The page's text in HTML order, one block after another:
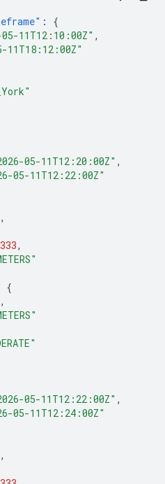
:
{
11T12:10:00Z" ,
11T18:12:00Z"
05-11T12:20:00Z" ,
05-11T12:22:00Z"
,
,
{
,
05-11T12:22:00Z" ,
05-11T12:24:00Z"
,